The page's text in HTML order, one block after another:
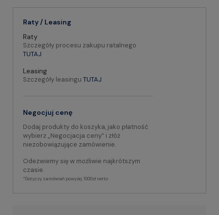
Raty / Leasing
Raty
Szczegóły procesu zakupu ratalnego
TUTAJ
Leasing
Szczegóły leasingu TUTAJ
Negocjuj cenę
Dodaj produkty do koszyka, jako płatność
wybierz „Negocjacja ceny” i złóż
niezobowiązujące zamówienie.
Odezwiemy się w możliwie najkrótszym
czasie.
*Dotyczy zamówień powyżej 1000zł netto